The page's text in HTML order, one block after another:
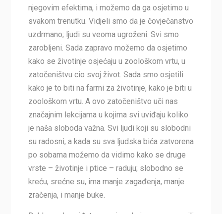
njegovim efektima, i možemo da ga osjetimo u
svakom trenutku. Vidjeli smo da je čovječanstvo
uzdrmano; ljudi su veoma ugroženi. Svi smo
zarobljeni. Sada zapravo možemo da osjetimo
kako se životinje osjećaju u zoološkom vrtu, u
zatočeništvu cio svoj život. Sada smo osjetili
kako je to biti na farmi za životinje, kako je biti u
zoološkom vrtu. A ovo zatočeništvo uči nas
značajnim lekcijama u kojima svi uviđaju koliko
je naša sloboda važna. Svi ljudi koji su slobodni
su radosni, a kada su sva ljudska bića zatvorena
po sobama možemo da vidimo kako se druge
vrste – životinje i ptice – raduju; slobodno se
kreću, srećne su, ima manje zagađenja, manje
zračenja, i manje buke.